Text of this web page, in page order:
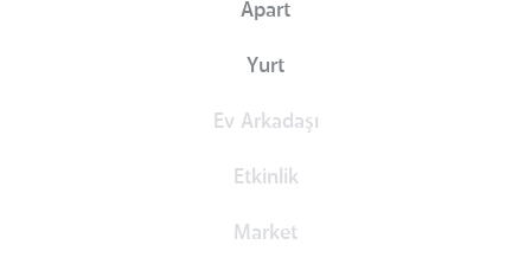
Apart
Yurt
Ev Arkadaşı
Etkinlik
Market